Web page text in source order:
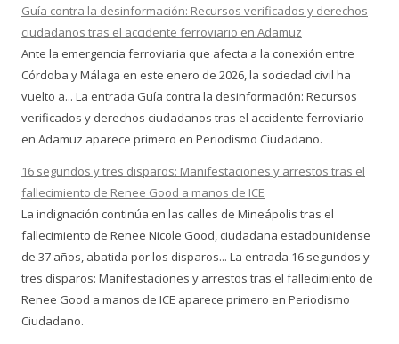
Guía contra la desinformación: Recursos verificados y derechos
ciudadanos tras el accidente ferroviario en Adamuz
Ante la emergencia ferroviaria que afecta a la conexión entre
Córdoba y Málaga en este enero de 2026, la sociedad civil ha
vuelto a... La entrada Guía contra la desinformación: Recursos
verificados y derechos ciudadanos tras el accidente ferroviario
en Adamuz aparece primero en Periodismo Ciudadano.
16 segundos y tres disparos: Manifestaciones y arrestos tras el
fallecimiento de Renee Good a manos de ICE
La indignación continúa en las calles de Mineápolis tras el
fallecimiento de Renee Nicole Good, ciudadana estadounidense
de 37 años, abatida por los disparos... La entrada 16 segundos y
tres disparos: Manifestaciones y arrestos tras el fallecimiento de
Renee Good a manos de ICE aparece primero en Periodismo
Ciudadano.